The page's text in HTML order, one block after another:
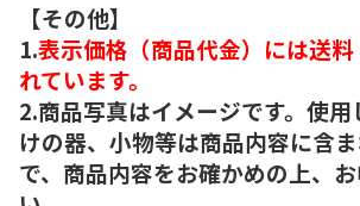
【その他】
1.表示価格（商品代金）には送
れています。
2.商品写真はイメージです。使
けの器、小物等は商品内容に含
で、商品内容をお確かめの上、